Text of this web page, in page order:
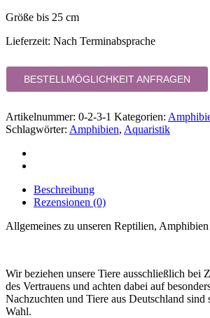
Größe bis 25 cm
Lieferzeit: Nach Terminabsprache
BESTELLMÖGLICHKEIT ANFRAGEN
Artikelnummer: 0-2-3-1 Kategorien:
Schlagwörter: Amphibien, Aquaristik
Beschreibung
Rezensionen (0)
Allgemeines zu unseren Reptilien,
Wir beziehen unsere Tiere ausschließlich bei
des Vertrauens und achten dabei auf
Nachzuchten und Tiere aus Deutschland sind
Wahl.